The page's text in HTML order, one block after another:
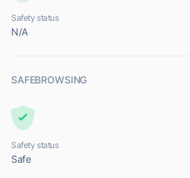
Safety status
N/A
SAFEBROWSING
Safety status
Safe